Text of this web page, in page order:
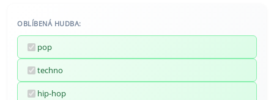
OBLÍBENÁ HUDBA:
pop
techno
hip-hop